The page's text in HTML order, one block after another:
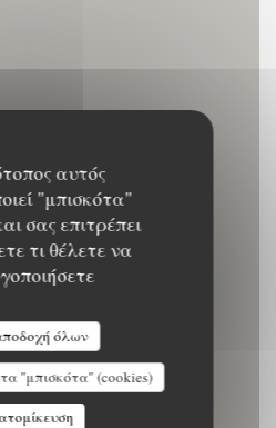
αυτός
"μπισκότα"
σας επιτρέπει
τι θέλετε να
όλων
"μπισκότα" (cookies)
|SAINT-NAZAIRE
ΤΡΑΠΕΖΙΟΎ